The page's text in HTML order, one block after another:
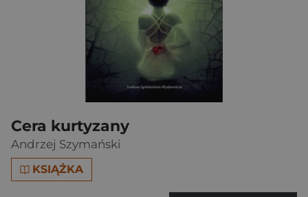
Cera kurtyzany
Andrzej Szymański
KSIĄŻKA